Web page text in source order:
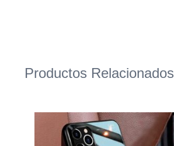
Productos Relacionados